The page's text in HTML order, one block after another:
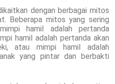
dengan berbagai mitos
Beberapa mitos yang sering
hamil adalah pertanda
hamil adalah pertanda akan
atau mimpi hamil adalah
yang pintar dan berbakti